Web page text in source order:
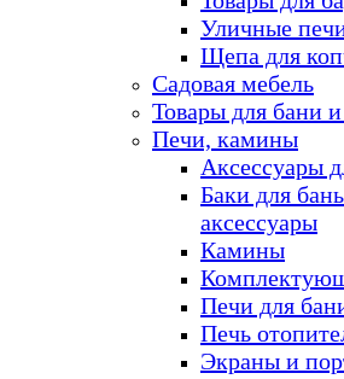
Уличные
Щепа для
Садовая мебель
Товары для бани
Печи, камины
Аксессуары
Баки для
аксессуары
Камины
Печи для
Печь
Экраны и